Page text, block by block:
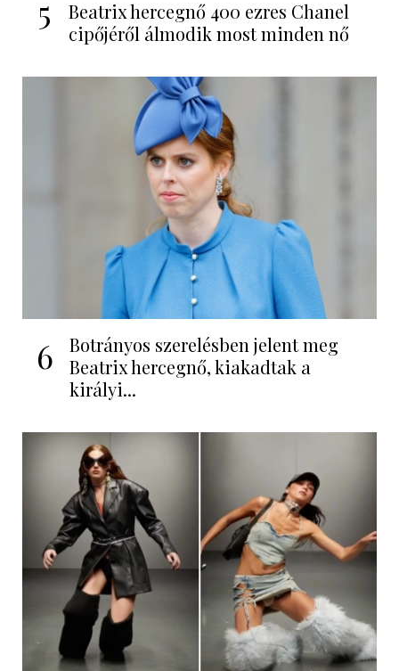
5
Beatrix hercegnő 400 ezres Chanel
cipőjéről álmodik most minden nő
6
Botrányos szerelésben jelent meg
Beatrix hercegnő, kiakadtak a
királyi...